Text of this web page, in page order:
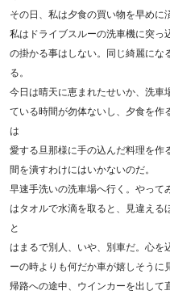
その日、私は夕食の買い物を早めに
私はドライブスルーの洗車機に突っ
の掛かる事はしない。同じ綺麗にな
る。
今日は晴天に恵まれたせいか、洗車
ている時間が勿体ないし、夕食を作
は
愛する旦那様に手の込んだ料理を作
間を潰すわけにはいかないのだ。
早速手洗いの洗車場へ行く。やって
はタオルで水滴を取ると、見違える
と
はまるで別人、いや、別車だ。心を
ーの時よりも何だか車が嬉しそうに
帰路への途中、ウインカーを出して